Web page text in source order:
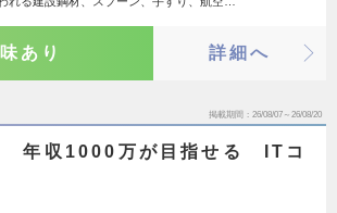
あり 詳細へ
掲載期間 26/08/07～26/08/20
年収1000万が目指せる ITコ